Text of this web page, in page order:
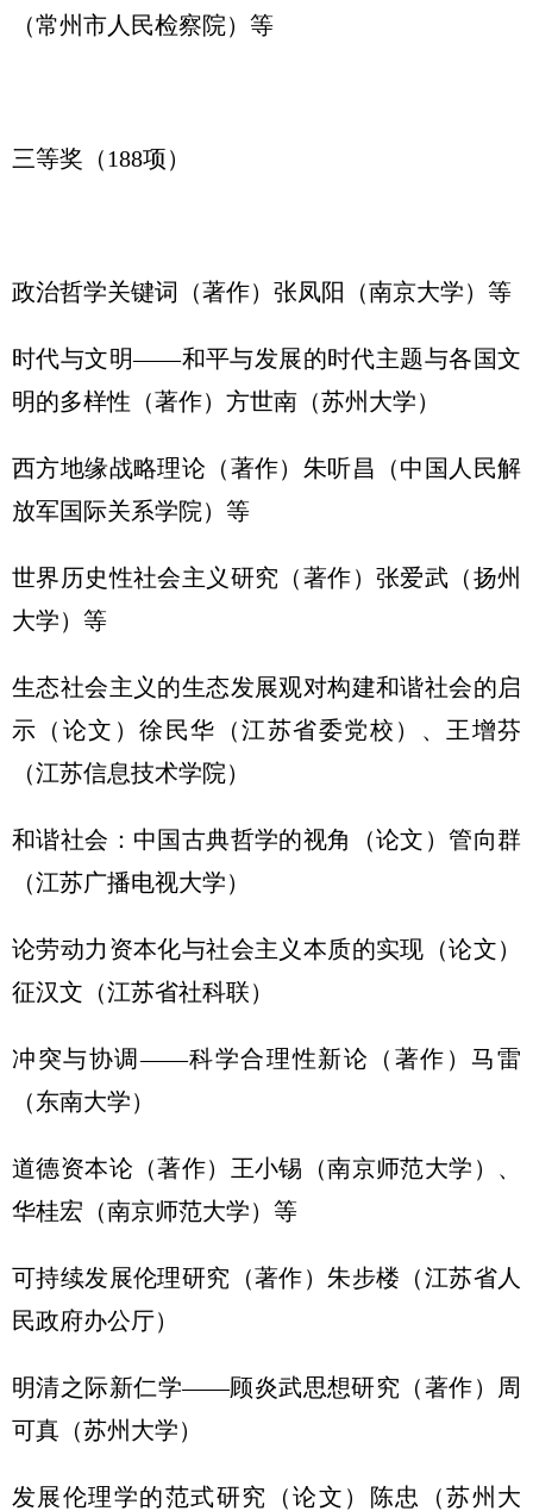
（常州市人民检察院）等
三等奖（188项）
政治哲学关键词（著作）张凤阳（南京大学）等
时代与文明——和平与发展的时代主题与各国文
明的多样性（著作）方世南（苏州大学）
西方地缘战略理论（著作）朱听昌（中国人民解
放军国际关系学院）等
世界历史性社会主义研究（著作）张爱武（扬州
大学）等
生态社会主义的生态发展观对构建和谐社会的启
示（论文）徐民华（江苏省委党校）、王增芬
（江苏信息技术学院）
和谐社会：中国古典哲学的视角（论文）管向群
（江苏广播电视大学）
论劳动力资本化与社会主义本质的实现（论文）
征汉文（江苏省社科联）
冲突与协调——科学合理性新论（著作）马雷
（东南大学）
道德资本论（著作）王小锡（南京师范大学）、
华桂宏（南京师范大学）等
可持续发展伦理研究（著作）朱步楼（江苏省人
民政府办公厅）
明清之际新仁学——顾炎武思想研究（著作）周
可真（苏州大学）
发展伦理学的范式研究（论文）陈忠（苏州大